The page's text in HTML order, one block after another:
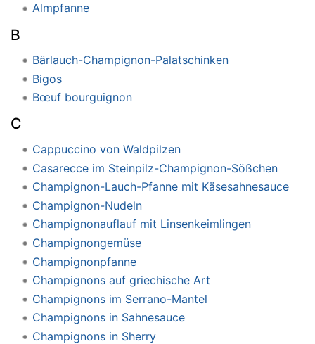
Almpfanne
B
Bärlauch-Champignon-Palatschinken
Bigos
Bœuf bourguignon
C
Cappuccino von Waldpilzen
Casarecce im Steinpilz-Champignon-Sößchen
Champignon-Lauch-Pfanne mit Käsesahnesauce
Champignon-Nudeln
Champignonauflauf mit Linsenkeimlingen
Champignongemüse
Champignonpfanne
Champignons auf griechische Art
Champignons im Serrano-Mantel
Champignons in Sahnesauce
Champignons in Sherry